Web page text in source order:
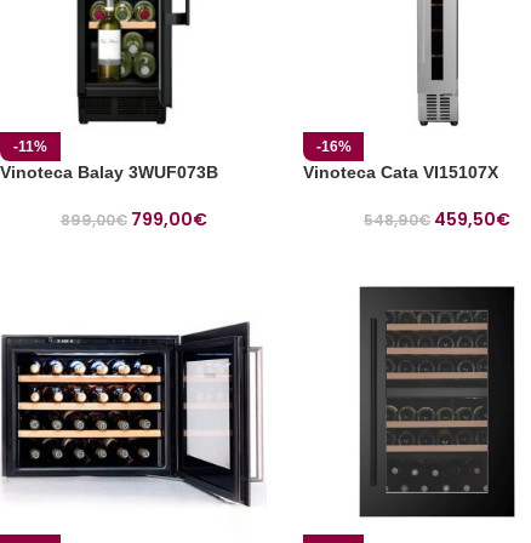
-11%
Vinoteca Balay 3WUF073B
899,00€ 799,00€
-16%
Vinoteca Cata VI15107X
548,90€ 459,50€